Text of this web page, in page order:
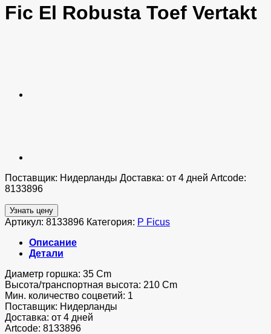
Fic El Robusta Toef Vertakt
Поставщик: Нидерланды Доставка: от 4 дней Artcode:
8133896
Узнать цену
Артикул: 8133896 Категория: P Ficus
Описание
Детали
Диаметр горшка: 35 Cm
Высота/транспортная высота: 210 Cm
Мин. количество соцветий: 1
Поставщик: Нидерланды
Доставка: от 4 дней
Artcode: 8133896